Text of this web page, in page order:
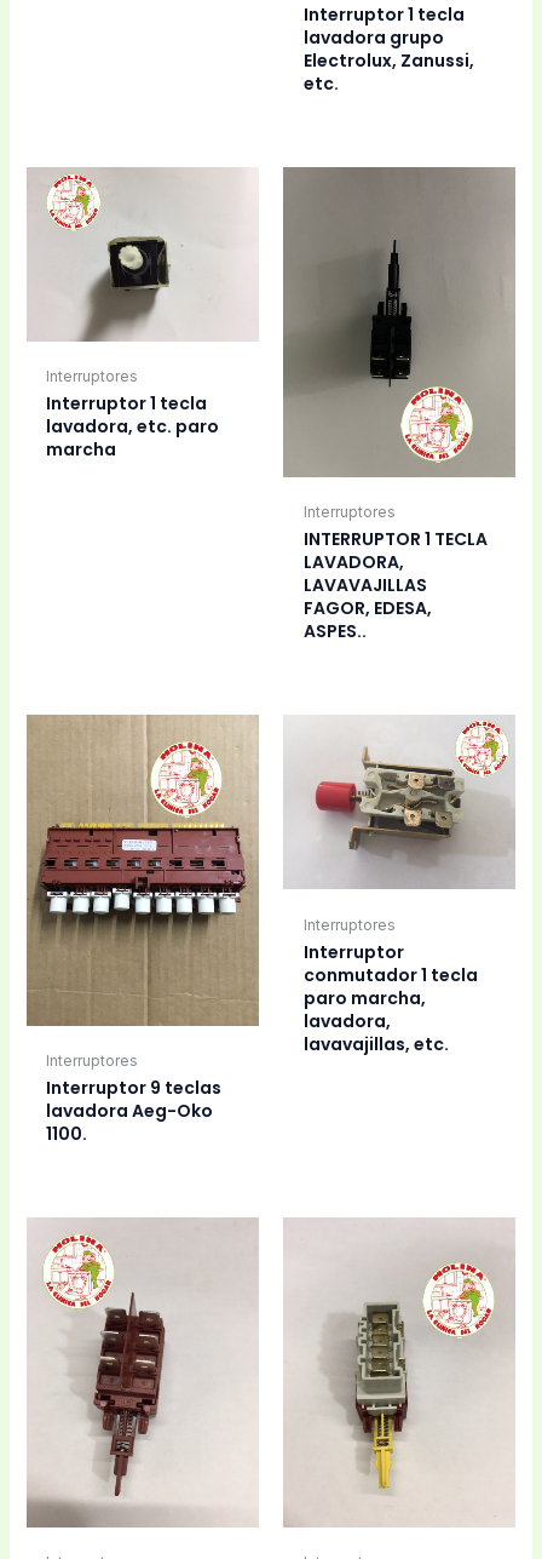
Interruptor 1 tecla
lavadora grupo
Electrolux, Zanussi,
etc.
Interruptores
Interruptor 1 tecla
lavadora, etc. paro
marcha
Interruptores
INTERRUPTOR 1 TECLA
LAVADORA,
LAVAVAJILLAS
FAGOR, EDESA,
ASPES..
Interruptores
Interruptor 9 teclas
lavadora Aeg-Oko
1100.
Interruptores
Interruptor
conmutador 1 tecla
paro marcha,
lavadora,
lavavajillas, etc.